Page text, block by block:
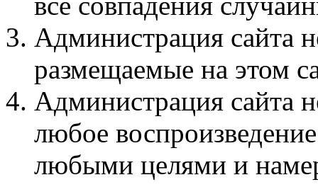
Администрация сайта
размещаемые на этом
Администрация сайта
любое
любыми целями и